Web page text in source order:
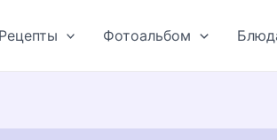
Рецепты Фотоальбом